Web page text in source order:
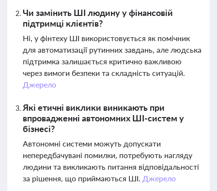
Чи замінить ШІ людину у фінансовій
підтримці клієнтів?
Ні, у фінтеху ШІ використовується як помічник
для автоматизації рутинних завдань, але людська
підтримка залишається критично важливою
через вимоги безпеки та складність ситуацій.
Джерело
Які етичні виклики виникають при
впровадженні автономних ШІ-систем у
бізнесі?
Автономні системи можуть допускати
непередбачувані помилки, потребують нагляду
людини та викликають питання відповідальності
за рішення, що приймаються ШІ. Джерело